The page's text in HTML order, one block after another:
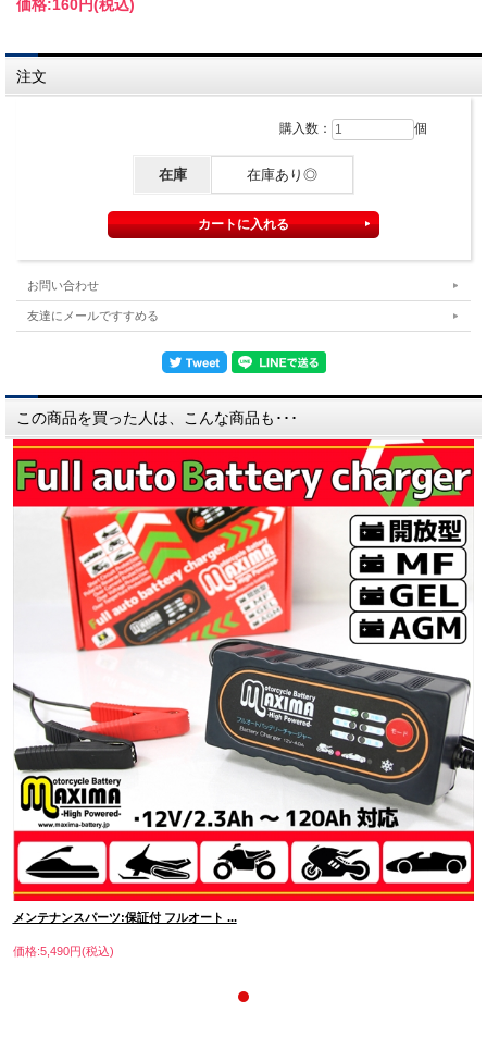
価格:160円(税込)
注文
購入数： 個
在庫 在庫あり◎
お問い合わせ
友達にメールですすめる
この商品を買った人は、こんな商品も･･･
メンテナンスパーツ:保証付 フルオート ...
価格:5,490円(税込)